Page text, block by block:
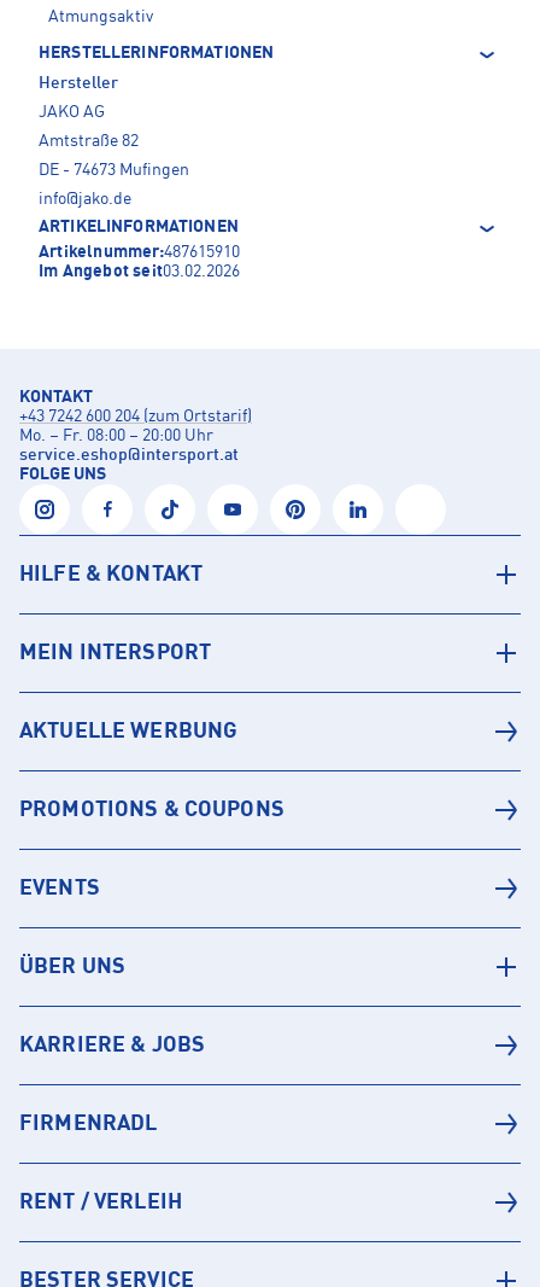
Atmungsaktiv
HERSTELLERINFORMATIONEN
Hersteller
JAKO AG
Amtstraße 82
DE - 74673 Mufingen
info@jako.de
ARTIKELINFORMATIONEN
Artikelnummer:487615910
Im Angebot seit03.02.2026
KONTAKT
+43 7242 600 204 (zum Ortstarif)
Mo. – Fr. 08:00 – 20:00 Uhr
service.eshop@intersport.at
FOLGE UNS
HILFE & KONTAKT
MEIN INTERSPORT
AKTUELLE WERBUNG
PROMOTIONS & COUPONS
EVENTS
ÜBER UNS
KARRIERE & JOBS
FIRMENRADL
RENT / VERLEIH
BESTER SERVICE